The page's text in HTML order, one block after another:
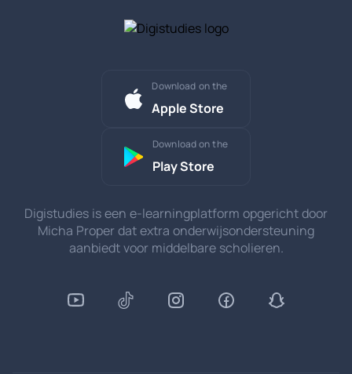
Download on the
Apple Store
Download on the
Play Store
Digistudies is een e-learningplatform opgericht door
Micha Proper dat extra onderwijsondersteuning
aanbiedt voor middelbare scholieren.